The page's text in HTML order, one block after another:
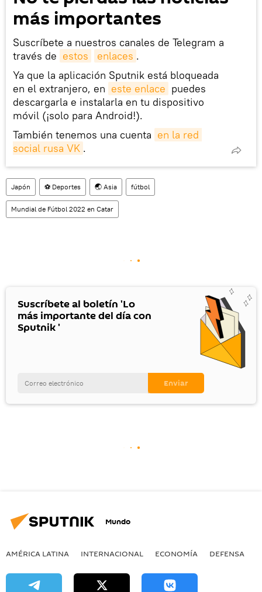
más importantes
Suscríbete a nuestros canales de Telegram a
través de estos enlaces .
Ya que la aplicación Sputnik está bloqueada
en el extranjero, en este enlace puedes
descargarla e instalarla en tu dispositivo
móvil (¡solo para Android!).
También tenemos una cuenta en la red
social rusa VK .
Japón ⚽ Deportes 🌏 Asia fútbol
Mundial de Fútbol 2022 en Catar
Suscríbete al boletín 'Lo
más importante del día con
Sputnik '
Mundo
AMÉRICA LATINA INTERNACIONAL ECONOMÍA DEFENSA